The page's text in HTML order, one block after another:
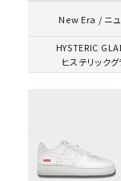
New Era / ニ
HYSTERIC
ヒステリック